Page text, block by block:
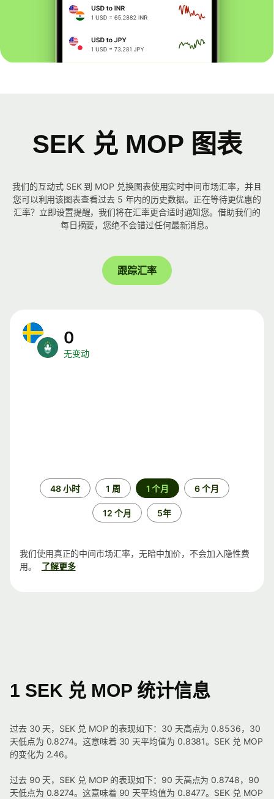
SEK 兑 MOP 图表
我们的互动式 SEK 到 MOP 兑换图表使用实时中间市场汇率，并且
您可以利用该图表查看过去 5 年内的历史数据。正在等待更优惠的
汇率？立即设置提醒，我们将在汇率更合适时通知您。借助我们的
每日摘要，您绝不会错过任何最新消息。
跟踪汇率
0
无变动
48 小时 1 周 1 个月 6 个月
12 个月 5年
我们使用真正的中间市场汇率，无暗中加价，不会加入隐性费
用。
了解更多
1 SEK 兑 MOP 统计信息
过去 30 天，SEK 兑 MOP 的表现如下：30 天高点为 0.8536，30
天低点为 0.8274。这意味着 30 天平均值为 0.8381。SEK 兑 MOP
的变化为 2.46。
过去 90 天，SEK 兑 MOP 的表现如下：90 天高点为 0.8748，90
天低点为 0.8274。这意味着 90 天平均值为 0.8477。SEK 兑 MOP